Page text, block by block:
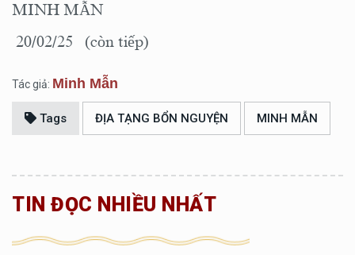
MINH MẪN
20/02/25 (còn tiếp)
Tác giả: Minh Mẫn
Tags ĐỊA TẠNG BỔN NGUYỆN MINH MẪN
TIN ĐỌC NHIỀU NHẤT